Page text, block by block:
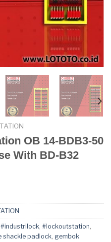
OB 14-BDB3-50
With BD-B32
#industrilock, #lockoutstation,
shackle padlock, gembok